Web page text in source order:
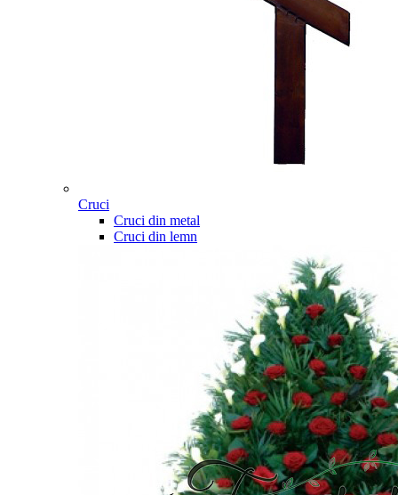
Cruci
Cruci din metal
Cruci din lemn